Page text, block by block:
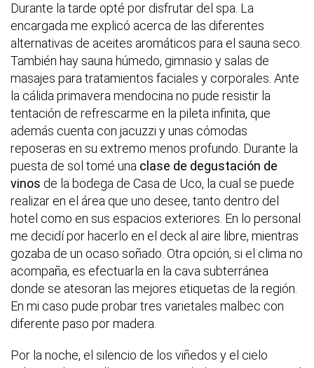
Durante la tarde opté por disfrutar del spa. La
encargada me explicó acerca de las diferentes
alternativas de aceites aromáticos para el sauna seco.
También hay sauna húmedo, gimnasio y salas de
masajes para tratamientos faciales y corporales. Ante
la cálida primavera mendocina no pude resistir la
tentación de refrescarme en la pileta infinita, que
además cuenta con jacuzzi y unas cómodas
reposeras en su extremo menos profundo. Durante la
puesta de sol tomé una clase de degustación de
vinos de la bodega de Casa de Uco, la cual se puede
realizar en el área que uno desee, tanto dentro del
hotel como en sus espacios exteriores. En lo personal
me decidí por hacerlo en el deck al aire libre, mientras
gozaba de un ocaso soñado. Otra opción, si el clima no
acompaña, es efectuarla en la cava subterránea
donde se atesoran las mejores etiquetas de la región.
En mi caso pude probar tres varietales malbec con
diferente paso por madera.
Por la noche, el silencio de los viñedos y el cielo